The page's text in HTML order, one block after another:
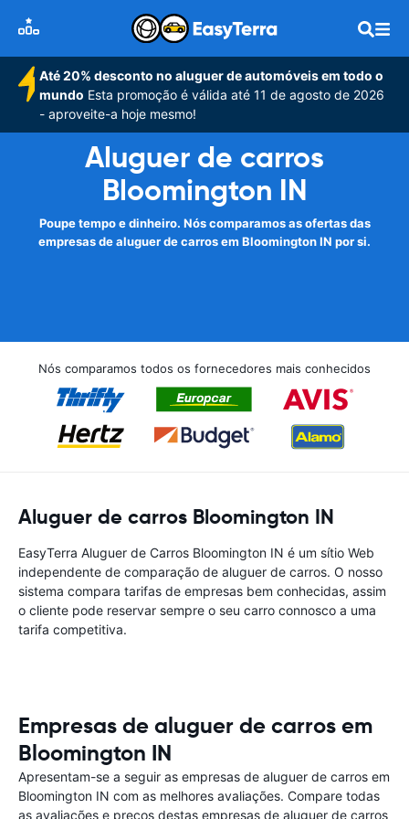
Até 20% desconto no aluguer de automóveis em todo o
mundo Esta promoção é válida até 11 de agosto de 2026
- aproveite-a hoje mesmo!
Aluguer de carros
Bloomington IN
Poupe tempo e dinheiro. Nós comparamos as ofertas das
empresas de aluguer de carros em Bloomington IN por si.
Nós comparamos todos os fornecedores mais conhecidos
Aluguer de carros Bloomington IN
EasyTerra Aluguer de Carros Bloomington IN é um sítio Web
independente de comparação de aluguer de carros. O nosso
sistema compara tarifas de empresas bem conhecidas, assim
o cliente pode reservar sempre o seu carro connosco a uma
tarifa competitiva.
Empresas de aluguer de carros em
Bloomington IN
Apresentam-se a seguir as empresas de aluguer de carros em
Bloomington IN com as melhores avaliações. Compare todas
as avaliações e preços destas empresas de aluguer de carros